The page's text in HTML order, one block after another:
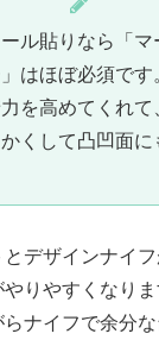
ル貼りなら「
はほぼ必須で
を高めてくれ
くして凸凹面
デザインナイ
りやすくなり
ナイフで余分な